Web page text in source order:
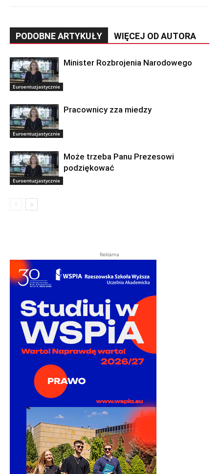
PODOBNE ARTYKUŁY WIĘCEJ OD AUTORA
Euroentuzjastycznie
Minister Rozbrojenia Narodowego
Euroentuzjastycznie
Pracownicy zza miedzy
Euroentuzjastycznie
Może trzeba Panu Prezesowi
podziękować
Reklama